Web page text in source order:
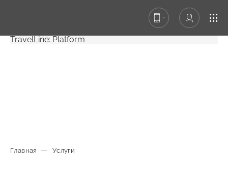
TravelLine: Platform
Главная Услуги